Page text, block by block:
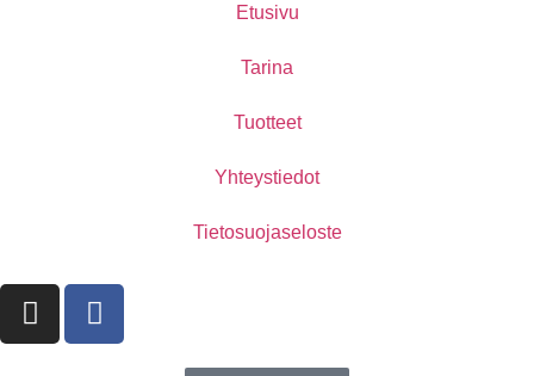
Etusivu
Tarina
Tuotteet
Yhteystiedot
Tietosuojaseloste